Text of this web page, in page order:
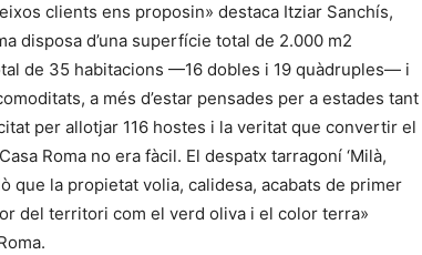
clients ens proposin» destaca Itziar Sanchís,
disposa d’una superfície total de 2.000 m2
de 35 habitacions —16 dobles i 19 quàdruples— i
a més d’estar pensades per a estades tant
per allotjar 116 hostes i la veritat que convertir el
Roma no era fàcil. El despatx tarragoní ‘Milà,
que la propietat volia, calidesa, acabats de primer
del territori com el verd oliva i el color terra»